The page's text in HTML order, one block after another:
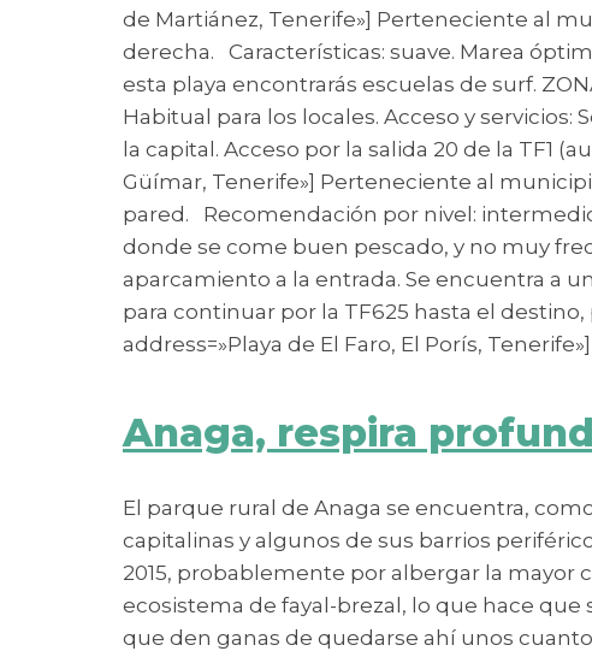
de Martiánez, Tenerife»] Perteneciente al
derecha. Características: suave. Marea
esta playa encontrarás escuelas de surf.
Habitual para los locales. Acceso y
la capital. Acceso por la salida 20 de la TF1
Güímar, Tenerife»] Perteneciente al
pared. Recomendación por nivel:
donde se come buen pescado, y no muy
aparcamiento a la entrada. Se encuentra a
para continuar por la TF625 hasta el destino,
address=»Playa de El Faro, El Porís,
Anaga, respira
El parque rural de Anaga se encuentra,
capitalinas y algunos de sus barrios
2015, probablemente por albergar la mayor
ecosistema de fayal-brezal, lo que hace
que den ganas de quedarse ahí unos